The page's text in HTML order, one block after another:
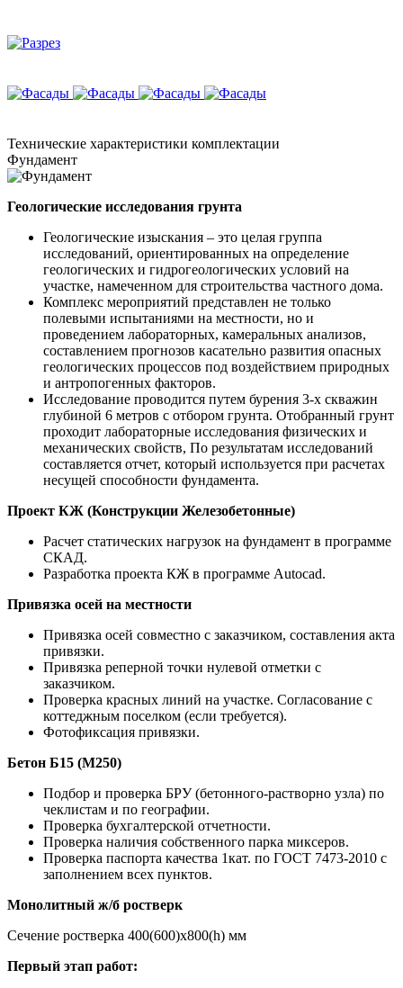
Технические характеристики комплектации
Фундамент
Геологические исследования грунта
Геологические изыскания – это целая группа
исследований, ориентированных на определение
геологических и гидрогеологических условий на
участке, намеченном для строительства частного дома.
Комплекс мероприятий представлен не только
полевыми испытаниями на местности, но и
проведением лабораторных, камеральных анализов,
составлением прогнозов касательно развития опасных
геологических процессов под воздействием природных
и антропогенных факторов.
Исследование проводится путем бурения 3-х скважин
глубиной 6 метров с отбором грунта. Отобранный грунт
проходит лабораторные исследования физических и
механических свойств, По результатам исследований
составляется отчет, который используется при расчетах
несущей способности фундамента.
Проект КЖ (Конструкции Железобетонные)
Расчет статических нагрузок на фундамент в программе
СКАД.
Разработка проекта КЖ в программе Autocad.
Привязка осей на местности
Привязка осей совместно с заказчиком, составления акта
привязки.
Привязка реперной точки нулевой отметки с
заказчиком.
Проверка красных линий на участке. Согласование с
коттеджным поселком (если требуется).
Фотофиксация привязки.
Бетон Б15 (М250)
Подбор и проверка БРУ (бетонного-растворно узла) по
чеклистам и по географии.
Проверка бухгалтерской отчетности.
Проверка наличия собственного парка миксеров.
Проверка паспорта качества 1кат. по ГОСТ 7473-2010 с
заполнением всех пунктов.
Монолитный ж/б ростверк
Сечение ростверка 400(600)х800(h) мм
Первый этап работ: